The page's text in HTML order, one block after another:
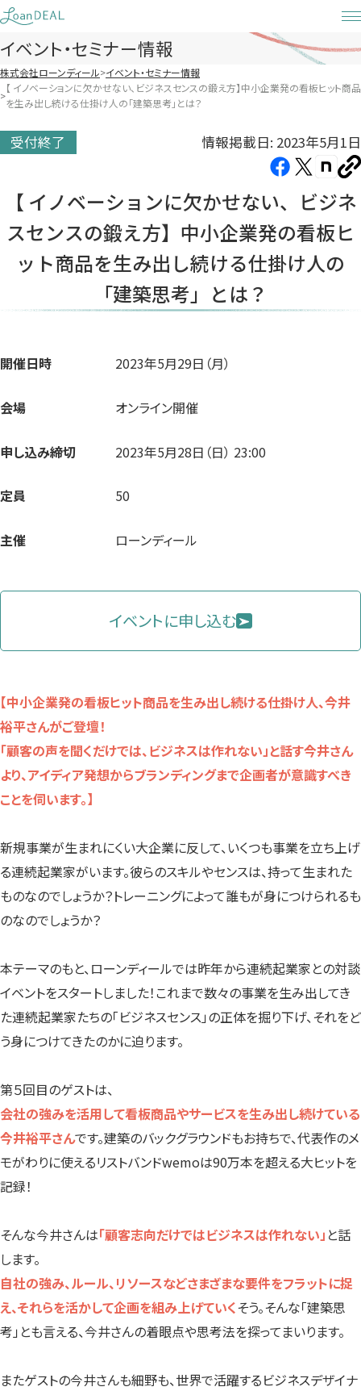
Skip
to
content
イベント・セミナー情報
株式会社ローンディール イベント・セミナー情報
【 イノベーションに欠かせない、ビジネスセンスの鍛え方】中小企業発の看板ヒット商品
を生み出し続ける仕掛け人の「建築思考」とは？
受付終了
情報掲載日: 2023年5月1日
Facebook（新
い
タ
ブ
で
き
X（新
い
タ
ブ
で
き
note（新
い
タ
ブ
で
き
コ
ピ
ー
【 イノベーションに欠かせない、ビジネ
スセンスの鍛え方】中小企業発の看板ヒ
ット商品を生み出し続ける仕掛け人の
「建築思考」とは？
開催日時 2023年5月29日（月）
会場 オンライン開催
申し込み締切 2023年5月28日（日） 23:00
定員 50
主催 ローンディール
イベントに申し込む
【中小企業発の看板ヒット商品を生み出し続ける仕掛け人、今井
裕平さんがご登壇！
「顧客の声を聞くだけでは、ビジネスは作れない」と話す今井さん
より、アイディア発想からブランディングまで企画者が意識すべき
ことを伺います。】
新規事業が生まれにくい大企業に反して、いくつも事業を立ち上げ
る連続起業家がいます。彼らのスキルやセンスは、持って生まれた
ものなのでしょうか？トレーニングによって誰もが身につけられるも
のなのでしょうか？
本テーマのもと、ローンディールでは昨年から連続起業家との対談
イベントをスタートしました！これまで数々の事業を生み出してき
た連続起業家たちの「ビジネスセンス」の正体を掘り下げ、それをど
う身につけてきたのかに迫ります。
第５回目のゲストは、
会社の強みを活用して看板商品やサービスを生み出し続けている
今井裕平さんです。建築のバックグラウンドもお持ちで、代表作のメ
モがわりに使えるリストバンドwemoは90万本を超える大ヒットを
記録！
そんな今井さんは「顧客志向だけではビジネスは作れない」 と話
します。
自社の強み、ルール、リソースなどさまざまな要件をフラットに捉
え、それらを活かして企画を組み上げていくそう。そんな「建築思
考」とも言える、今井さんの着眼点や思考法を探ってまいります。
またゲストの今井さんも細野も、世界で活躍するビジネスデザイナ